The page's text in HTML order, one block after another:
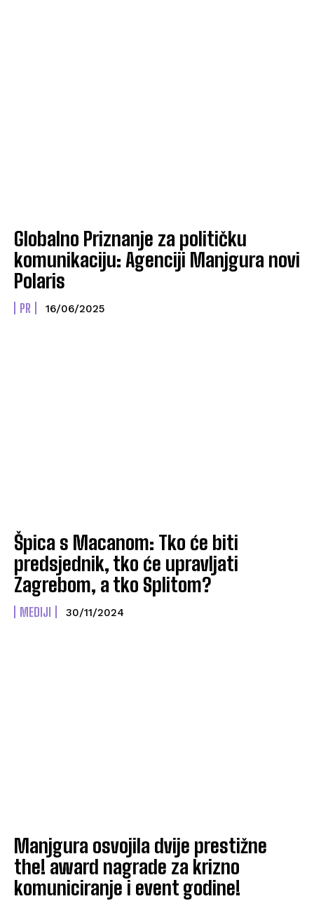
Globalno Priznanje za političku
komunikaciju: Agenciji Manjgura novi
Polaris
PR 16/06/2025
Špica s Macanom: Tko će biti
predsjednik, tko će upravljati
Zagrebom, a tko Splitom?
MEDIJI 30/11/2024
Manjgura osvojila dvije prestižne
the! award nagrade za krizno
komuniciranje i event godine!